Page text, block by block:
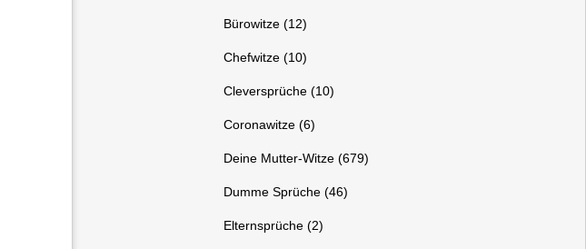
Bürowitze (12)
Chefwitze (10)
Cleversprüche (10)
Coronawitze (6)
Deine Mutter-Witze (679)
Dumme Sprüche (46)
Elternsprüche (2)